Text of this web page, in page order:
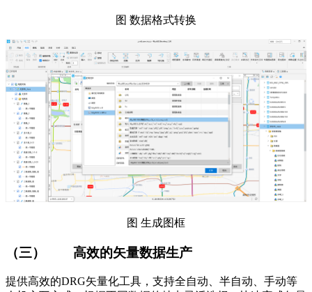
图 数据格式转换
图 生成图框
（三） 高效的矢量数据生产
提供高效的DRG矢量化工具，支持全自动、半自动、手动等